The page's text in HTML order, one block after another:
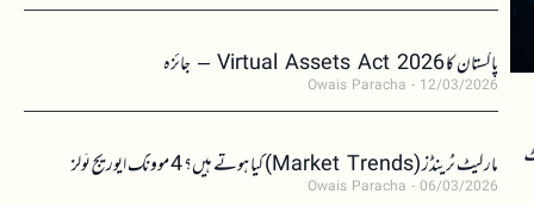
پاکستان کا Virtual Assets Act 2026 – جائزہ
Owais Paracha 12/03/2026
مارکیٹ ٹرینڈز (Market Trends) کیا ہوتے ہیں؟ 4 موونگ ایوریج ٹولز
Owais Paracha 06/03/2026